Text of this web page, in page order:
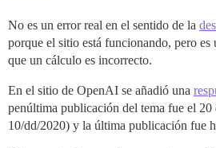
No es un error real en el sentido de la
porque el sitio está funcionando, pero es
que un cálculo es incorrecto.
En el sitio de OpenAI se añadió una
penúltima publicación del tema fue el
10/dd/2020) y la última publicación fue